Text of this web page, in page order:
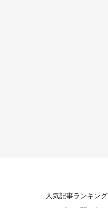
人気記事ランキング